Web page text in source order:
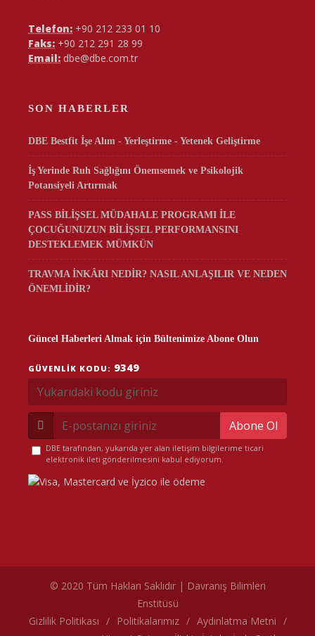
Telefon: +90 212 233 01 10
Faks: +90 212 291 28 99
Email: dbe@dbe.com.tr
SON HABERLER
DBE Bestfit İşe Alım - Yerleştirme - Yetenek Geliştirme
İş Yerinde Ruh Sağlığını Önemsemek ve Psikolojik
Potansiyeli Artırmak
PASS BİLİŞSEL MÜDAHALE PROGRAMI İLE
ÇOCUĞUNUZUN BİLİŞSEL PERFORMANSINI
DESTEKLEMEK MÜMKÜN
TRAVMA İNKÂRI NEDİR? NASIL ANLAŞILIR VE NEDEN
ÖNEMLİDİR?
Güncel Haberleri Almak için Bültenimize Abone Olun
GÜVENLIK KODU: 9349
Abone Ol
DBE tarafından, yukarıda yer alan iletişim bilgilerime ticari
elektronik ileti gönderilmesini kabul ediyorum.
© 2020 Tüm Hakları Saklıdır | Davranış Bilimleri
Enstitüsü
Gizlilik Politikası / Politikalarımız / Aydınlatma Metni /